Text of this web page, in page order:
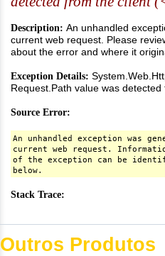
Outros Produtos